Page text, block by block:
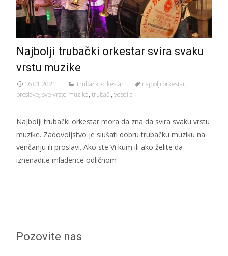
Najbolji trubački orkestar svira svaku
vrstu muzike
16.01.2021. Trubački orkestar najbolji orkestar,
proslave, sve vrste muzike, trubači, veselja
Najbolji trubački orkestar mora da zna da svira svaku vrstu
muzike. Zadovoljstvo je slušati dobru trubačku muziku na
venčanju ili proslavi. Ako ste Vi kum ili ako želite da
iznenadite mladence odličnom
Pozovite nas